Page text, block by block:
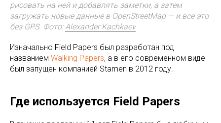
рисовать на ней и добавлять заметки, а затем
загружать новые данные в OpenStreetMap — и все это
без GPS. Фото:Alexander Kachkaev
Изначально Field Papers был разработан под
названием Walking Papers, а в его современном виде
был запущен компанией Stamen в 2012 году.
Где используется Field Papers